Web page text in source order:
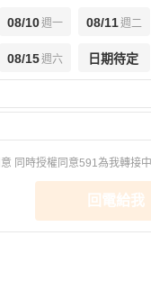
08/10週一 08/11週二
08/15週六 日期待定
同時授權同意591為我轉接
回電給我